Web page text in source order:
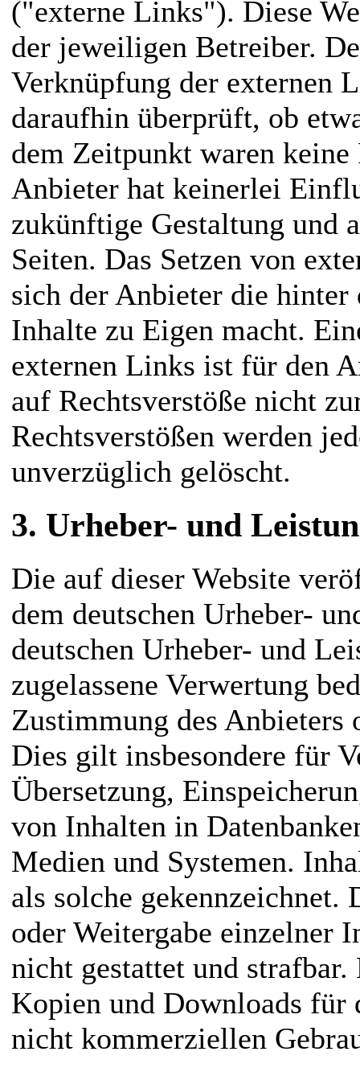
("externe Links"). Diese
der jeweiligen Betreiber.
Verknüpfung der externen
daraufhin überprüft, ob
dem Zeitpunkt waren
Anbieter hat keinerlei
zukünftige Gestaltung und
Seiten. Das Setzen von
sich der Anbieter die
Inhalte zu Eigen macht.
externen Links ist für den
auf Rechtsverstöße nicht
Rechtsverstößen werden
unverzüglich gelöscht.
3. Urheber- und
Die auf dieser Website
dem deutschen Urheber-
deutschen Urheber- und
zugelassene Verwertung
Zustimmung des Anbieters
Dies gilt insbesondere für
Übersetzung,
von Inhalten in
Medien und Systemen.
als solche
oder Weitergabe einzelner
nicht gestattet und
Kopien und Downloads für
nicht kommerziellen